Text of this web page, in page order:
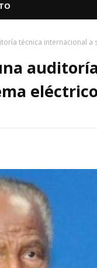
técnica internacional a
eléctrico